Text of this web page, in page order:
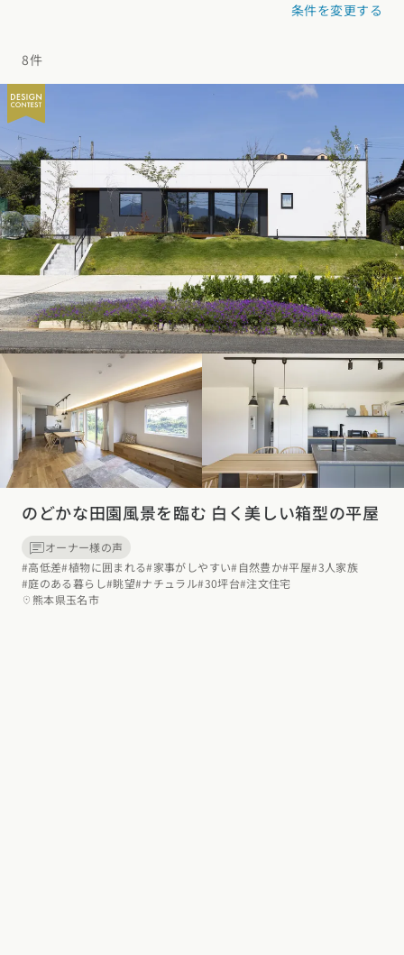
アフターサポート
建築家
甲信越・北陸エリア
東海エリア
愛知県岐阜県静岡県三重県
関西エリア
大阪府兵庫県京都府滋賀県奈良県和歌山県
中国エリア
広島県岡山県鳥取県島根県山口県
四国エリア
香川県徳島県愛媛県高知県
九州・沖縄エリア
福岡県佐賀県長崎県 熊本県 大分県宮崎県鹿児島県
二世帯住宅
フォトギャラリー
オーナー様の声(評価・口コミ)
設計した建築家の想い
R+houseの間取り
デザイン
ルームツアー
家づくりコラム
注文住宅の基礎知識
設備・性能
お金と住まい
周辺環境
間取りのヒント
スタイルのヒント
デザインのヒント
ニュースレター
エリア別注文住宅
北海道・東北エリア
北海道 青森県 岩手県宮城県 秋田県山形県
関東エリア
東京都神奈川県埼玉県千葉県茨城県栃木県群馬県
甲信越・北陸エリア
新潟県富山県石川県福井県山梨県長野県
東海エリア
愛知県岐阜県 静岡県三重県
関西エリア
大阪府 兵庫県京都府 滋賀県 奈良県 和歌山県
中国エリア
広島県岡山県鳥取県島根県山口県
チェックポイントがわかる！
家づくり３つのお役立ちツール
条件を変更する
8件
のどかな田園風景を臨む 白く美しい箱型の平屋
オーナー様の声
#高低差#植物に囲まれる#家事がしやすい#自然豊か#平屋#3人家族
#庭のある暮らし#眺望#ナチュラル#30坪台#注文住宅
熊本県玉名市